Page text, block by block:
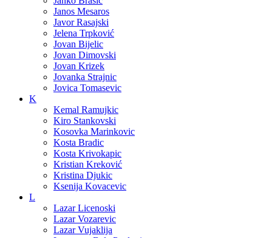
Janos Mesaros
Javor Rasajski
Jelena Trpković
Jovan Bijelic
Jovan Dimovski
Jovan Krizek
Jovanka Strajnic
Jovica Tomasevic
K
Kemal Ramujkic
Kiro Stankovski
Kosovka Marinkovic
Kosta Bradic
Kosta Krivokapic
Kristian Kreković
Kristina Djukic
Ksenija Kovacevic
L
Lazar Licenoski
Lazar Vozarevic
Lazar Vujaklija